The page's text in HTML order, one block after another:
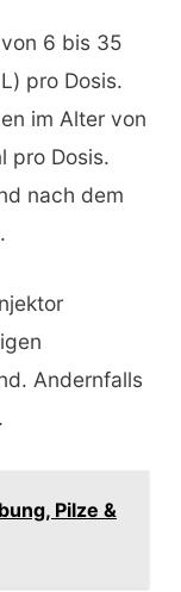
6 bis 35
pro Dosis.
im Alter von
pro Dosis.
nach dem
Andernfalls
Pilze &